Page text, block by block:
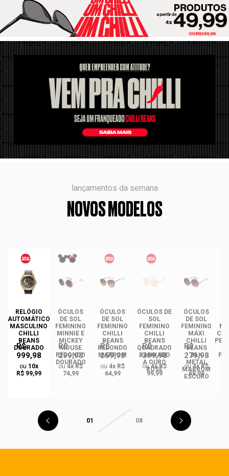
lançamentos da semana
NOVOS MODELOS
RELÓGIO
AUTOMÁTICO
MASCULINO
CHILLI
BEANS
DOURADO
R$
999,98
ou 10x
R$ 99,99
ÓCULOS
DE SOL
FEMININO
MINNIE E
MICKEY
MOUSE
REDONDO
DOURADO
R$
299,98
ou4x R$
74,99
ÓCULOS
DE SOL
FEMININO
CHILLI
BEANS
REDONDO
MARROM
R$
259,98
ou 4x R$
64,99
ÓCULOS DE
SOL
FEMININO
CHILLI
BEANS
QUADRADO
BANHADO
A OURO
ROSÉ
R$
399,98
ou4x R$
99,99
ÓCULOS
DE SOL
FEMININO
MÁXI
CHILLI
BEANS
BLK
METAL
MARROM
ESCURO
R$
279,98
ou4x R$
69,99
01 08